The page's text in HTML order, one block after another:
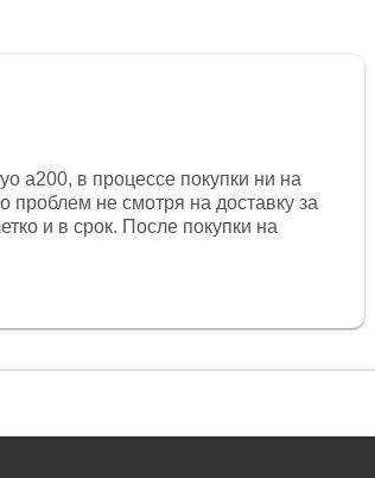
a200, в процессе покупки ни на
проблем не смотря на доставку за
и в срок. После покупки на
при этом представители магазина
и в итоге проблема была решена.
небезразличии к клиенту после